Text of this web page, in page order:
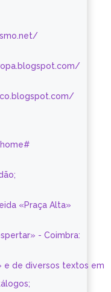
«Praça Alta»
- Coimbra:
e de diversos textos em